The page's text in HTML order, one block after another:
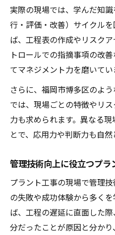
実際の現場では、学んだ知識
行・評価・改善）サイクル
ば、工程表の作成やリスク
トロールでの指摘事項の改
てマネジメント力を磨いてい
さらに、福岡市博多区のよ
では、現場ごとの特徴やリ
力も求められます。異なる
とで、応用力や判断力も自然
管理技術向上に役立つプラ
プラント工事の現場で管理
の失敗や成功体験から多く
ば、工程の遅延に直面した
分だったことが原因と分か